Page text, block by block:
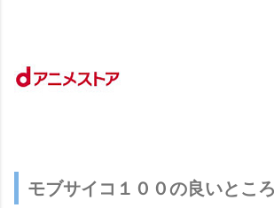
モブサイコ１００の良いところ